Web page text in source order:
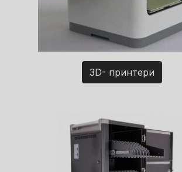
3D- принтери